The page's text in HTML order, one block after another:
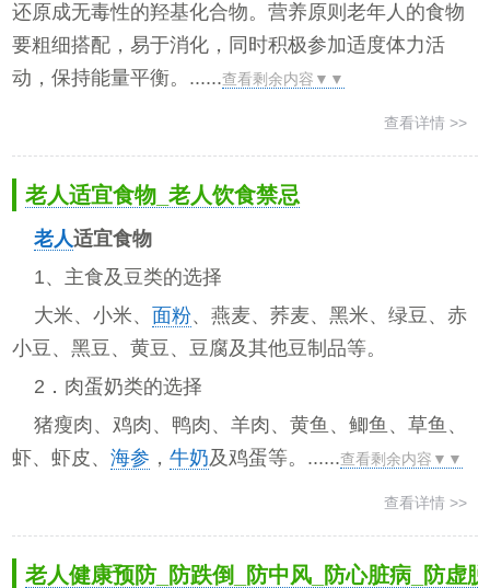
还原成无毒性的羟基化合物。营养原则老年人的食物
要粗细搭配，易于消化，同时积极参加适度体力活
动，保持能量平衡。......查看剩余内容▼▼
查看详情 >>
老人适宜食物_老人饮食禁忌
老人适宜食物
1、主食及豆类的选择
大米、小米、 面粉、燕麦、荞麦、黑米、绿豆、赤
小豆、黑豆、黄豆、豆腐及其他豆制品等。
2．肉蛋奶类的选择
猪瘦肉、鸡肉、鸭肉、羊肉、黄鱼、鲫鱼、草鱼、
虾、虾皮、海参 ，牛奶及鸡蛋等。......查看剩余内容▼▼
查看详情 >>
老人健康预防_防跌倒_防中风_防心脏病_防虚脱